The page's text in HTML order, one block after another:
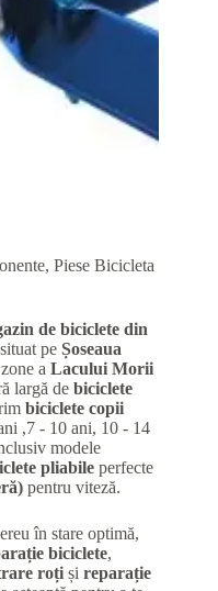
, Piese Bicicleta
de biciclete din
pe Șoseaua
a Lacului Morii
largă de biciclete
biciclete copii
,7 - 10 ani, 10 - 14
modele
pliabile perfecte
pentru viteză.
în stare optimă,
biciclete,
roți și reparație